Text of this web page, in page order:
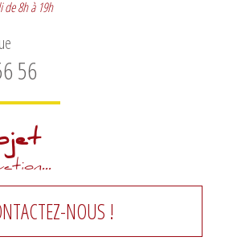
de 8h à 19h
56
NOUS !